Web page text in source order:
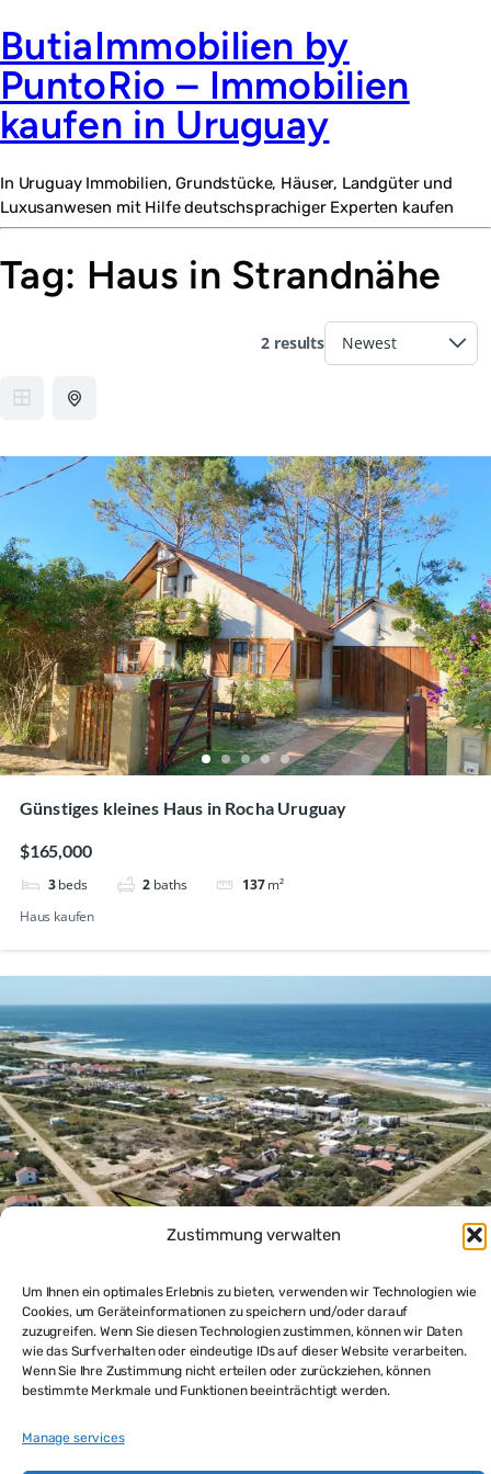
Zustimmung verwalten
Um Ihnen ein optimales Erlebnis zu bieten, verwenden wir Technologien wie
Cookies, um Geräteinformationen zu speichern und/oder darauf
zuzugreifen. Wenn Sie diesen Technologien zustimmen, können wir Daten
wie das Surfverhalten oder eindeutige IDs auf dieser Website verarbeiten.
Wenn Sie Ihre Zustimmung nicht erteilen oder zurückziehen, können
bestimmte Merkmale und Funktionen beeinträchtigt werden.
Manage services
ButiaImmobilien by
PuntoRio – Immobilien
kaufen in Uruguay
In Uruguay Immobilien, Grundstücke, Häuser, Landgüter und
Luxusanwesen mit Hilfe deutschsprachiger Experten kaufen
Tag: Haus in Strandnähe
2 results
Günstiges kleines Haus in Rocha Uruguay
$165,000
3 beds 2 baths 137 m²
Haus kaufen
Einfamilienhaus zum Renovieren strandnah in La Paloma
$145,000
Haus kaufen